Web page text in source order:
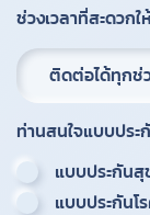
ช่วงเวลาที่สะดวก
ติดต่อได้ทุกช่
ท่านสนใจแบบประ
แบบประกัน
แบบประกันโ